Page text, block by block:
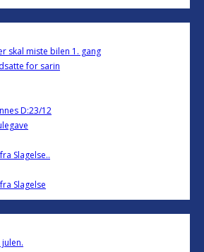
skal miste bilen 1. gang
for sarin
D:23/12
Slagelse..
Slagelse